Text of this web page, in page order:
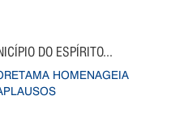
DO ESPÍRITO...